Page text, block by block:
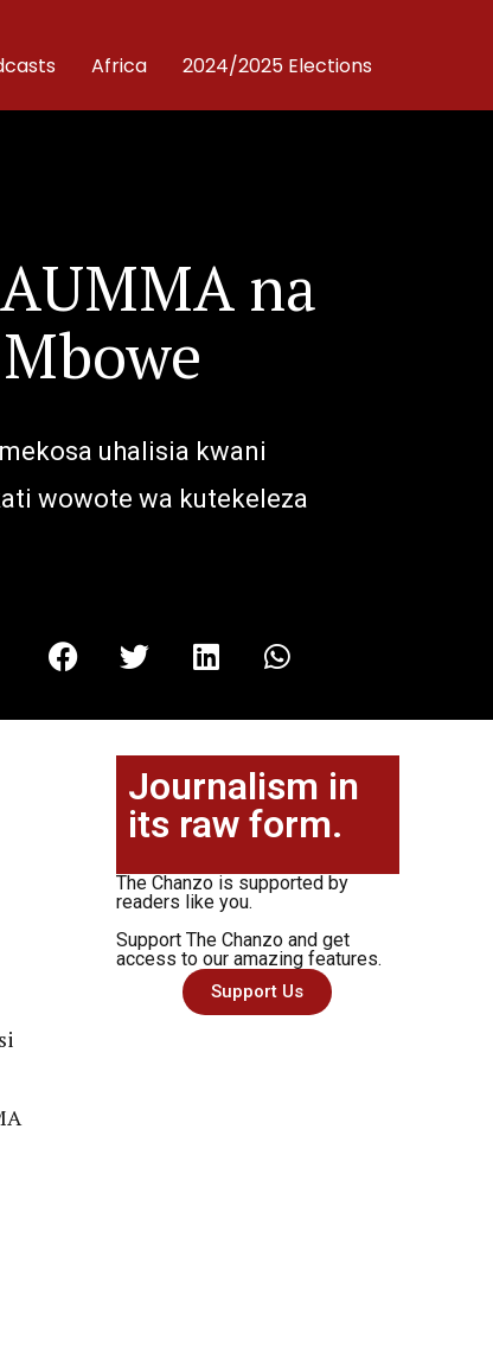
Africa 2024/2025 Elections
na
uhalisia kwani
wowote wa kutekeleza
Journalism in
its raw form.
The Chanzo is supported by
readers like you.
Support The Chanzo and get
access to our amazing features.
Support Us